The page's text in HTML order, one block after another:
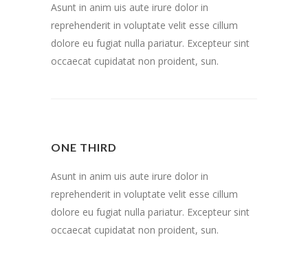
Asunt in anim uis aute irure dolor in
reprehenderit in voluptate velit esse cillum
dolore eu fugiat nulla pariatur. Excepteur sint
occaecat cupidatat non proident, sun.
ONE THIRD
Asunt in anim uis aute irure dolor in
reprehenderit in voluptate velit esse cillum
dolore eu fugiat nulla pariatur. Excepteur sint
occaecat cupidatat non proident, sun.